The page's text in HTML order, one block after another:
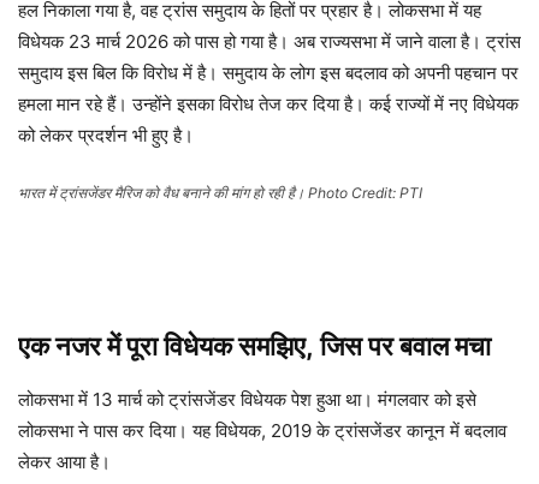
हल निकाला गया है, वह ट्रांस समुदाय के हितों पर प्रहार है। लोकसभा में यह
विधेयक 23 मार्च 2026 को पास हो गया है। अब राज्यसभा में जाने वाला है। ट्रांस
समुदाय इस बिल कि विरोध में है। समुदाय के लोग इस बदलाव को अपनी पहचान पर
हमला मान रहे हैं। उन्होंने इसका विरोध तेज कर दिया है। कई राज्यों में नए विधेयक
को लेकर प्रदर्शन भी हुए है।
भारत में ट्रांसजेंडर मैरिज को वैध बनाने की मांग हो रही है। Photo Credit: PTI
एक नजर में पूरा विधेयक समझिए, जिस पर बवाल मचा
लोकसभा में 13 मार्च को ट्रांसजेंडर विधेयक पेश हुआ था। मंगलवार को इसे
लोकसभा ने पास कर दिया। यह विधेयक, 2019 के ट्रांसजेंडर कानून में बदलाव
लेकर आया है।